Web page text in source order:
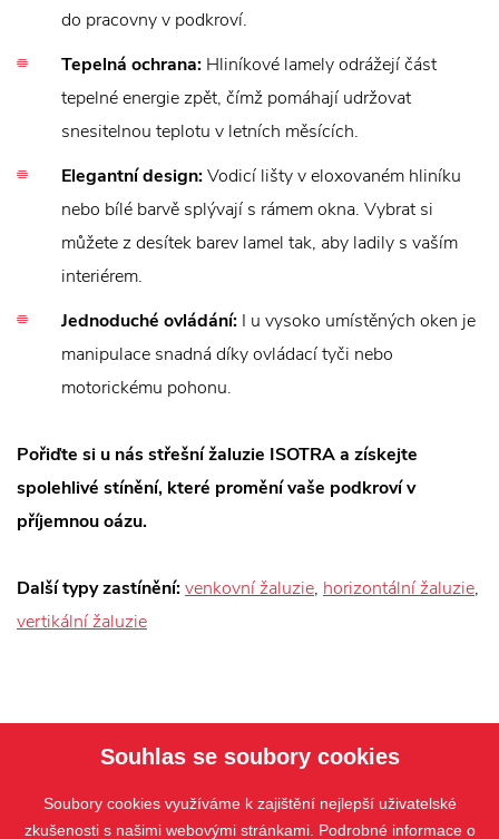
do pracovny v podkroví.
Tepelná ochrana: Hliníkové lamely odrážejí část
tepelné energie zpět, čímž pomáhají udržovat
snesitelnou teplotu v letních měsících.
Elegantní design:Vodicí lišty v eloxovaném hliníku
nebo bílé barvě splývají s rámem okna. Vybrat si
můžete z desítek barev lamel tak, aby ladily s vaším
interiérem.
Jednoduché ovládání: I u vysoko umístěných oken je
manipulace snadná díky ovládací tyči nebo
motorickému pohonu.
Pořiďte si u nás střešní žaluzie ISOTRA a získejte
spolehlivé stínění, které promění vaše podkroví v
příjemnou oázu.
Další typy zastínění:venkovní žaluzie, horizontální žaluzie,
vertikální žaluzie
Souhlas se soubory cookies
Soubory cookies využíváme k zajištění nejlepší uživatelské
zkušenosti s našimi webovými stránkami. Podrobné informace o